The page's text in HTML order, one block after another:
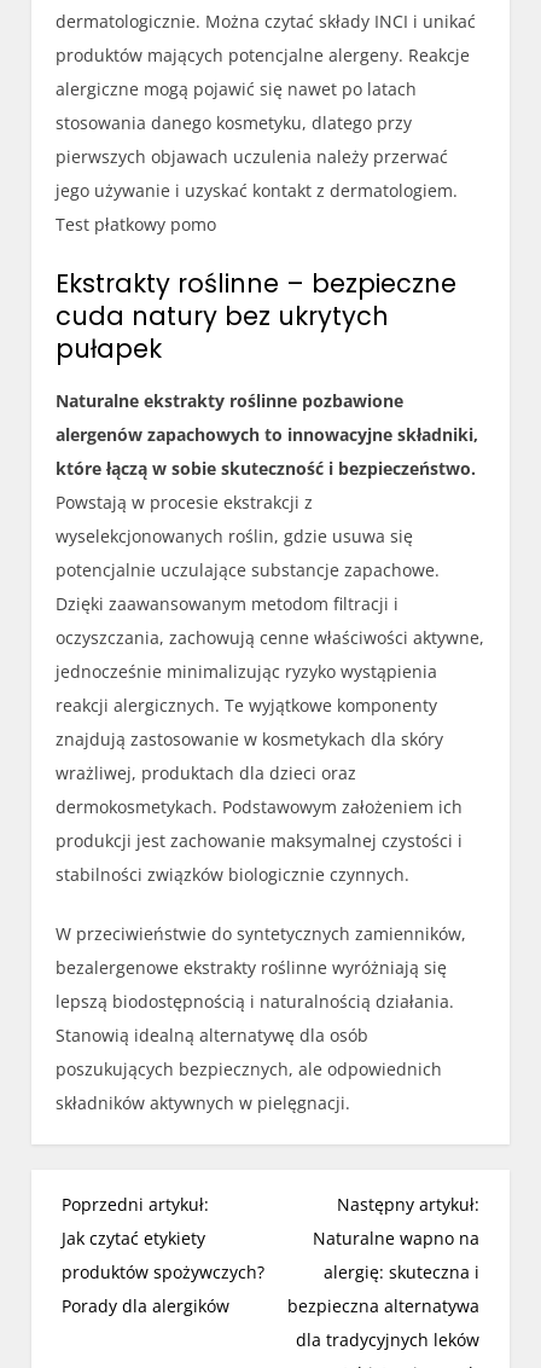
dermatologicznie. Można czytać składy INCI i unikać
produktów mających potencjalne alergeny. Reakcje
alergiczne mogą pojawić się nawet po latach
stosowania danego kosmetyku, dlatego przy
pierwszych objawach uczulenia należy przerwać
jego używanie i uzyskać kontakt z dermatologiem.
Test płatkowy pomo
Ekstrakty roślinne – bezpieczne
cuda natury bez ukrytych
pułapek
Naturalne ekstrakty roślinne pozbawione
alergenów zapachowych to innowacyjne składniki,
które łączą w sobie skuteczność i bezpieczeństwo.
Powstają w procesie ekstrakcji z
wyselekcjonowanych roślin, gdzie usuwa się
potencjalnie uczulające substancje zapachowe.
Dzięki zaawansowanym metodom filtracji i
oczyszczania, zachowują cenne właściwości aktywne,
jednocześnie minimalizując ryzyko wystąpienia
reakcji alergicznych. Te wyjątkowe komponenty
znajdują zastosowanie w kosmetykach dla skóry
wrażliwej, produktach dla dzieci oraz
dermokosmetykach. Podstawowym założeniem ich
produkcji jest zachowanie maksymalnej czystości i
stabilności związków biologicznie czynnych.
W przeciwieństwie do syntetycznych zamienników,
bezalergenowe ekstrakty roślinne wyróżniają się
lepszą biodostępnością i naturalnością działania.
Stanowią idealną alternatywę dla osób
poszukujących bezpiecznych, ale odpowiednich
składników aktywnych w pielęgnacji.
N
a
w
i
Poprzedni artykuł:
Jak czytać etykiety
produktów spożywczych?
Porady dla alergików
Następny artykuł:
Naturalne wapno na
alergię: skuteczna i
bezpieczna alternatywa
dla tradycyjnych leków